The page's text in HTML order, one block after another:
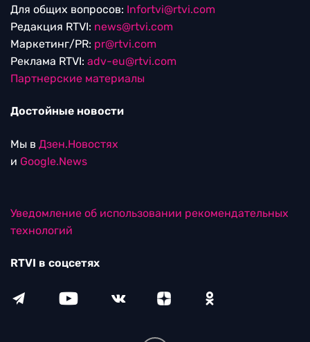
Для общих вопросов: Infortvi@rtvi.com
Редакция RTVI: news@rtvi.com
Маркетинг/PR: pr@rtvi.com
Реклама RTVI: adv-eu@rtvi.com
Партнерские материалы
Достойные новости
Мы в Дзен.Новостях
и Google.News
Уведомление об использовании рекомендательных
технологий
RTVI в соцсетях